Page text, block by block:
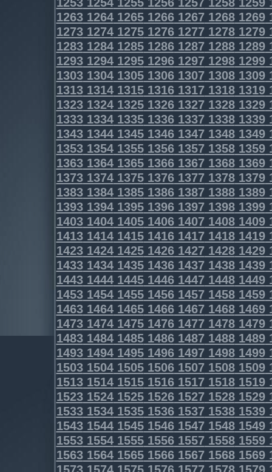
1263126412651266126712681269
1273127412751276127712781279
1283128412851286128712881289
1293129412951296129712981299
1303130413051306130713081309
1313131413151316131713181319
1323132413251326132713281329
1333133413351336133713381339
1343134413451346134713481349
1353135413551356135713581359
1363136413651366136713681369
1373137413751376137713781379
1383138413851386138713881389
1393139413951396139713981399
1403140414051406140714081409
1413141414151416141714181419
1423142414251426142714281429
1433143414351436143714381439
1443144414451446144714481449
1453145414551456145714581459
1463146414651466146714681469
1473147414751476147714781479
1483148414851486148714881489
1493149414951496149714981499
1503150415051506150715081509
1513151415151516151715181519
1523152415251526152715281529
1533153415351536153715381539
1543154415451546154715481549
1553155415551556155715581559
1563156415651566156715681569